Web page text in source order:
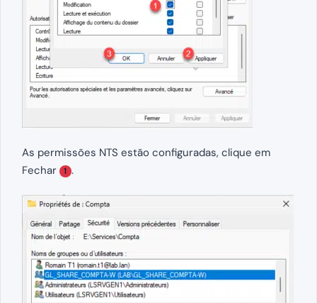
As permissões NTS estão configuradas, clique em
Fechar
1 .